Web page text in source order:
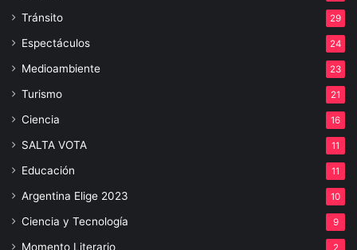
Tránsito 29
Espectáculos 24
Medioambiente 23
Turismo 21
Ciencia 16
SALTA VOTA 11
Educación 11
Argentina Elige 2023 10
Ciencia y Tecnología 9
Momento Literario